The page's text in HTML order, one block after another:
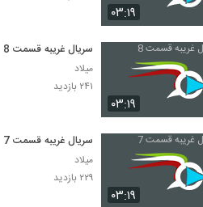
۳,۳۵۸ بازدید
دانلود فیلم سینمایی در کمال
۱,۱۷۱ بازدید
دانلود فیلم ناردون
۰۳:۱۹
۰۳:۱۹
سریال غریبه قسمت 8
میلاد
۲۴۱ بازدید
۰۳:۱۹
سریال غریبه قسمت 7
میلاد
۲۲۹ بازدید